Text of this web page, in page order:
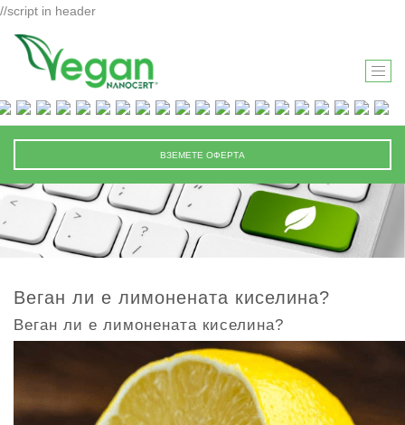
//script in header
T
O
G
G
L
N
A
V
ВЗЕМЕТЕ ОФЕРТА
Веган ли е лимонената киселина?
Веган ли е лимонената киселина?